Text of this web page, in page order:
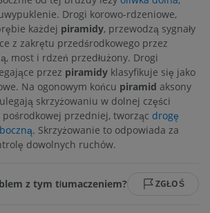
Drogi korowo-rdzeniowe,
każdej piramidy, przewodzą sygnały
z zakrętu przedśrodkowego przez
most i rdzeń przedłużony. Drogi
przez piramidy klasyfikuje się jako
Na ogonowym końcu piramid aksony
skrzyżowaniu w dolnej części
przedniej, tworząc drogę
. Skrzyżowanie to odpowiada za
dowolnych ruchów.
z tym tłumaczeniem? ZGŁOŚ